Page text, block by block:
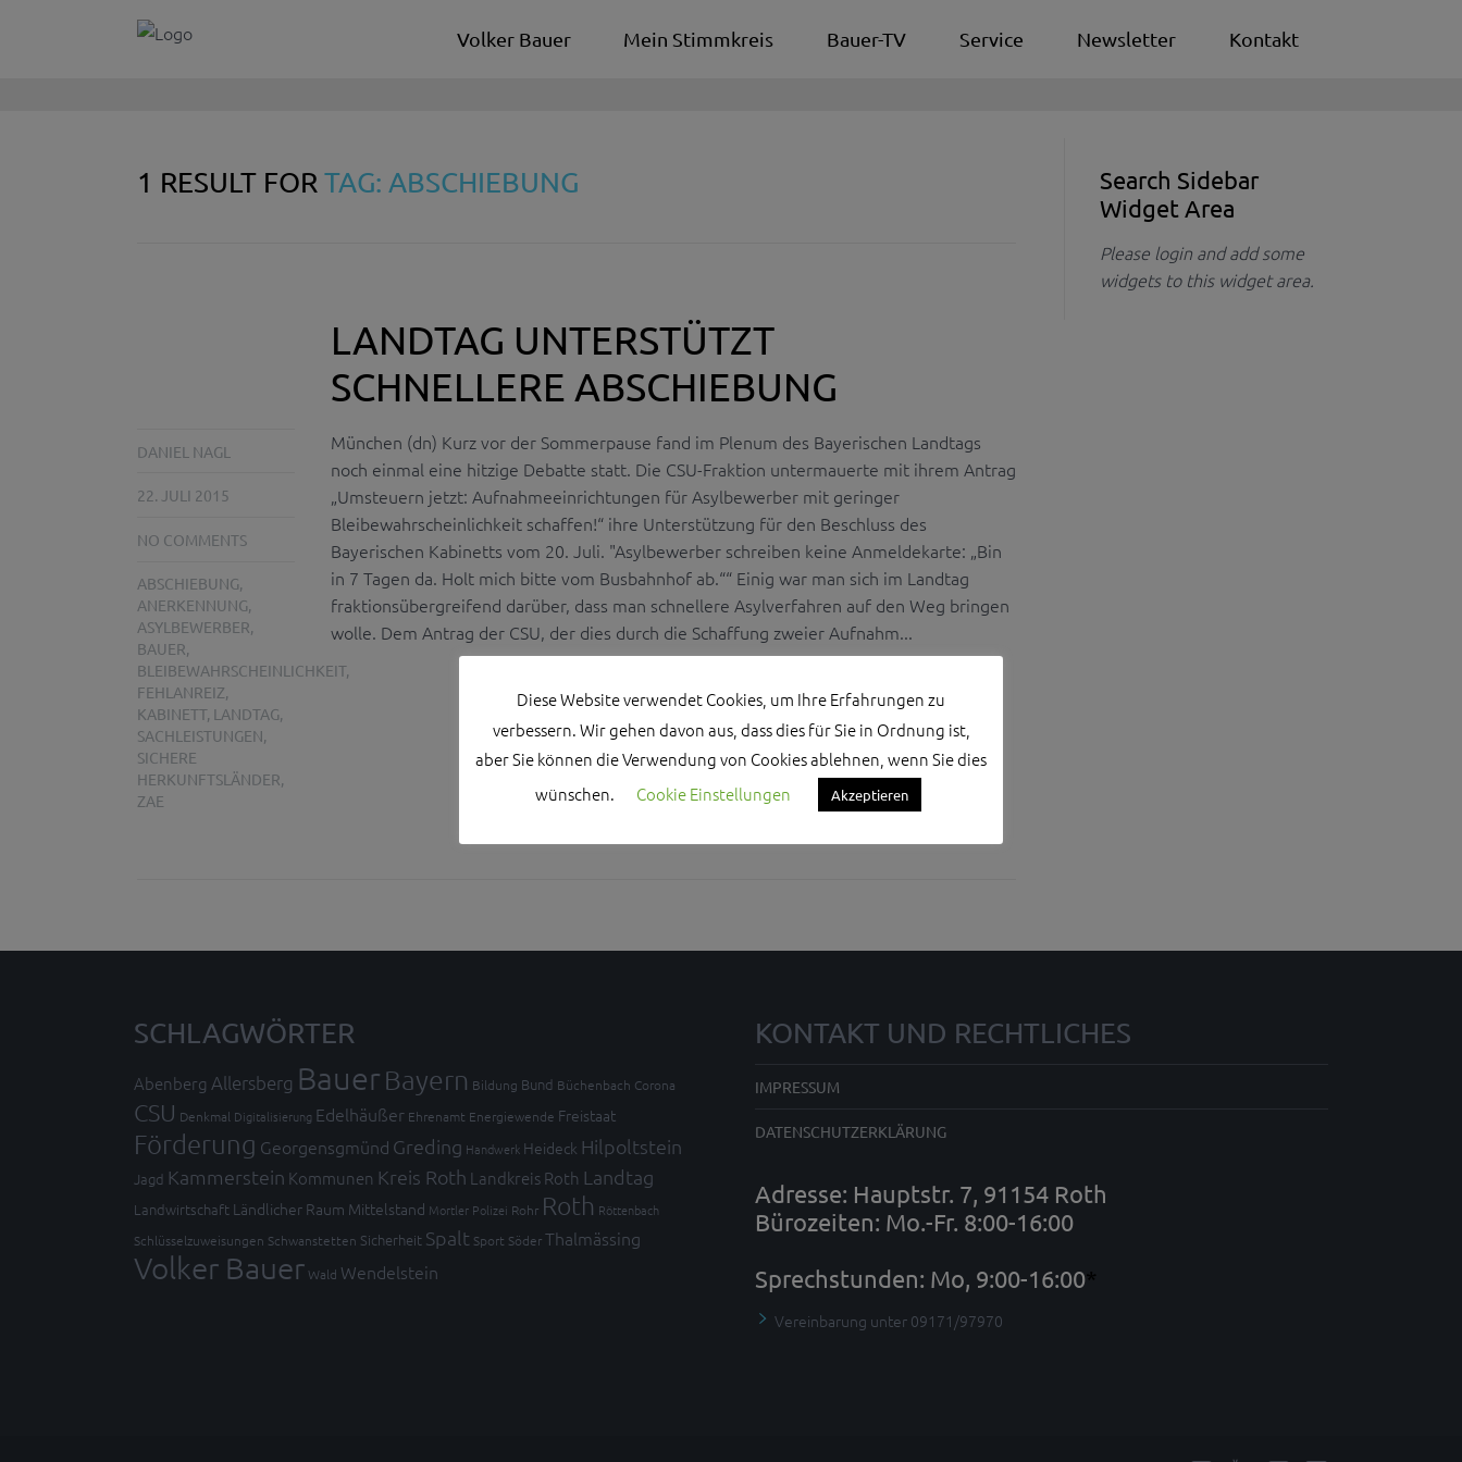
Volker Bauer Mein Stimmkreis Bauer-TV Service Newsletter Kontakt
1 RESULT FOR TAG: ABSCHIEBUNG
LANDTAG UNTERSTÜTZT
SCHNELLERE ABSCHIEBUNG
DANIEL NAGL
22. JULI 2015
NO COMMENTS
ABSCHIEBUNG,
ANERKENNUNG,
ASYLBEWERBER,
BAUER,
BLEIBEWAHRSCHEINLICHKEIT,
FEHLANREIZ,
KABINETT, LANDTAG,
SACHLEISTUNGEN,
SICHERE
HERKUNFTSLÄNDER,
ZAE
München (dn) Kurz vor der Sommerpause fand im Plenum des Bayerischen Landtags
noch einmal eine hitzige Debatte statt. Die CSU-Fraktion untermauerte mit ihrem Antrag
„Umsteuern jetzt: Aufnahmeeinrichtungen für Asylbewerber mit geringer
Bleibewahrscheinlichkeit schaffen!“ ihre Unterstützung für den Beschluss des
Bayerischen Kabinetts vom 20. Juli. "Asylbewerber schreiben keine Anmeldekarte: „Bin
in 7 Tagen da. Holt mich bitte vom Busbahnhof ab.““ Einig war man sich im Landtag
fraktionsübergreifend darüber, dass man schnellere Asylverfahren auf den Weg bringen
wolle. Dem Antrag der CSU, der dies durch die Schaffung zweier Aufnahm...
Search Sidebar
Widget Area
Please login and add some
widgets to this widget area.
SCHLAGWÖRTER
Abenberg Allersberg Bauer Bayern Bildung Bund Büchenbach Corona
CSU Denkmal Digitalisierung Edelhäußer Ehrenamt Energiewende Freistaat
Förderung Georgensgmünd Greding Handwerk Heideck Hilpoltstein
Jagd Kammerstein Kommunen Kreis Roth Landkreis Roth Landtag
Landwirtschaft Ländlicher Raum Mittelstand Mortler Polizei Rohr Roth Röttenbach
Schlüsselzuweisungen Schwanstetten Sicherheit Spalt Sport SöderThalmässing
Volker BauerWald Wendelstein
KONTAKT UND RECHTLICHES
IMPRESSUM
DATENSCHUTZERKLÄRUNG
Adresse: Hauptstr. 7, 91154 Roth
Bürozeiten: Mo.-Fr. 8:00-16:00
Sprechstunden: Mo, 9:00-16:00*
Vereinbarung unter 09171/97970
Diese Website verwendet Cookies, um Ihre Erfahrungen zu
verbessern. Wir gehen davon aus, dass dies für Sie in Ordnung ist,
aber Sie können die Verwendung von Cookies ablehnen, wenn Sie dies
wünschen.
Cookie Einstellungen Akzeptieren